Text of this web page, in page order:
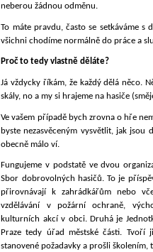
neberou žádnou odměnu.
To máte pravdu, často se setkáváme s
všichni chodíme normálně do práce a
Proč to tedy vlastně děláte?
Já vždycky říkám, že každý dělá něco.
skály, no a my si hrajeme na hasiče
Ve vašem případě bych zrovna o hře
byste nezasvěceným vysvětlit, jak
obecně málo ví.
Fungujeme v podstatě ve dvou
Sbor dobrovolných hasičů. To je
přirovnávají k zahrádkářům nebo
vzdělávání v požární ochraně,
kulturních akcí v obci. Druhá je
Praze tedy úřad městské části.
stanovené požadavky a prošli školením,